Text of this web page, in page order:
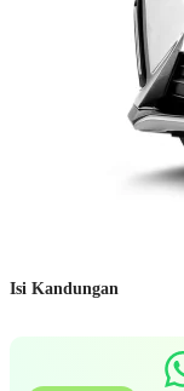
Isi Kandungan